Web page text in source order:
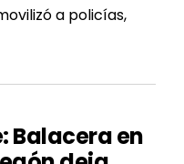
a policías,
Balacera en